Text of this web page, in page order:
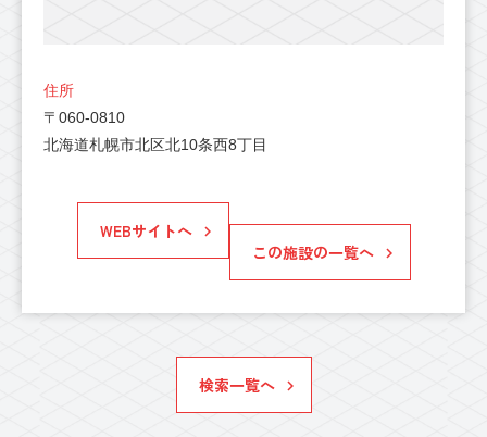
住所
〒060-0810
北海道札幌市北区北10条西8丁目
WEBサイトへ
この施設の一覧へ
検索一覧へ